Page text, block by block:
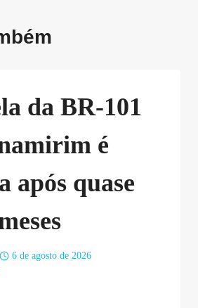
da BR-101
é
após quase
6 de agosto de 2026